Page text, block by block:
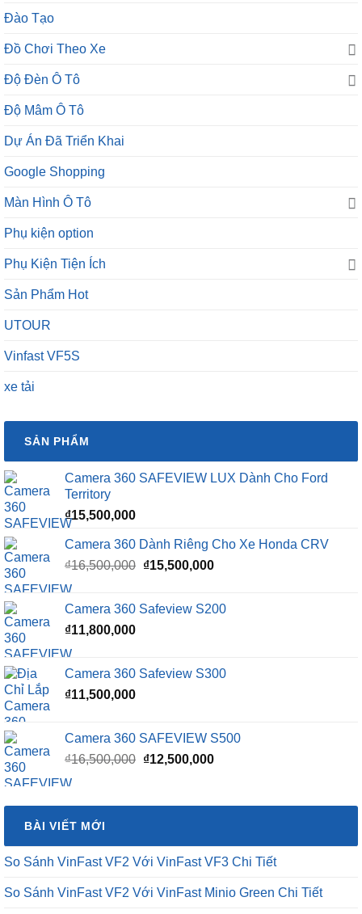
Đào Tạo
Đồ Chơi Theo Xe
Độ Đèn Ô Tô
Độ Mâm Ô Tô
Dự Án Đã Triển Khai
Google Shopping
Màn Hình Ô Tô
Phụ kiện option
Phụ Kiện Tiện Ích
Sản Phẩm Hot
UTOUR
Vinfast VF5S
xe tải
SẢN PHẨM
Camera 360 SAFEVIEW LUX Dành Cho Ford
Territory
₫15,500,000
Camera 360 Dành Riêng Cho Xe Honda CRV
₫16,500,000 Giá
₫16,500,000.
₫15,500,000Giá
là:
Camera 360 Safeview S200
₫11,800,000
Camera 360 Safeview S300
₫11,500,000
Camera 360 SAFEVIEW S500
₫16,500,000 Giá
₫16,500,000.
₫12,500,000Giá
là:
BÀI VIẾT MỚI
So Sánh VinFast VF2 Với VinFast VF3 Chi Tiết
So Sánh VinFast VF2 Với VinFast Minio Green Chi Tiết